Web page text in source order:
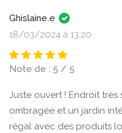
Ghislaine.e
18/03/2024 à 13:20
Note de : 5 / 5
Juste ouvert ! Endroit
ombragée et un jardin
régal avec des produits